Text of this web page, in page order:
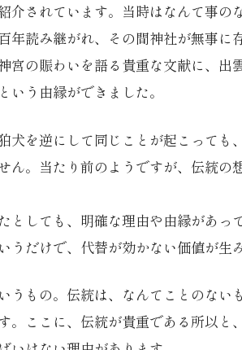
介されています。当時はなんて事の
年読み継がれ、その間神社が無事に
宮の賑わいを語る貴重な文献に、出
う由縁ができました。
犬を逆にして同じことが起こっても
ん。当たり前のようですが、伝統の
としても、明確な理由や由縁があっ
うだけで、代替が効かない価値が生
うもの。伝統は、なんてことのない
。ここに、伝統が貴重である所以と